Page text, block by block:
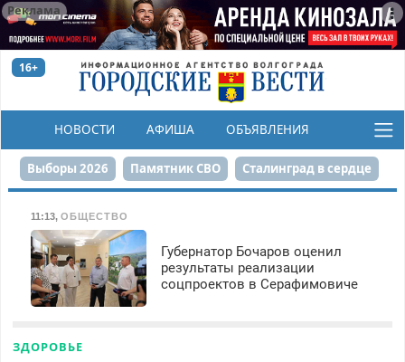
Реклама
16+
НОВОСТИ АФИША ОБЪЯВЛЕНИЯ
КОНКУРСЫ
Выборы 2026 Памятник СВО Сталинград в сердце
Реконструкция ЦПКиО На службе городу
80-летие Победы Парк Героев-летчиков
11:13, ОБЩЕСТВО
Губернатор Бочаров оценил
результаты реализации
соцпроектов в Серафимовиче
ЗДОРОВЬЕ